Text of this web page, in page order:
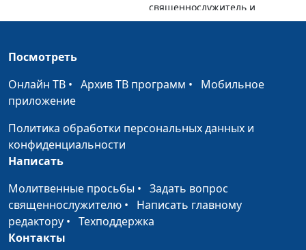
священнослужитель и
Елена Варнавская
Сверхъестественный
духовный мир, как он
на нас влияет?
священнослужитель и
Какие бывают духи?
Юлия Уткина, Николай
Как правильно
молиться?
Юлия Уткина, Николай
Кунцевич,
Посмотреть
Онлайн ТВ • Архив ТВ программ • Мобильное
приложение
Политика обработки персональных данных и
конфиденциальности
Написать
Молитвенные просьбы • Задать вопрос
священнослужителю • Написать главному
редактору • Техподдержка
Контакты